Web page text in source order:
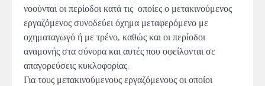
νοούνται οι περίοδοι κατά τις οποίες ο μετακινούμενος
εργαζόμενος συνοδεύει όχημα μεταφερόμενο με
οχηματαγωγό ή με τρένο, καθώς και οι περίοδοι
αναμονής στα σύνορα και αυτές που οφείλονται σε
απαγορεύσεις κυκλοφορίας.
Για τους μετακινούμενους εργαζόμενους οι οποίοι